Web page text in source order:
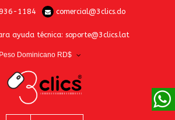
1184 comercial@3clics.do
ayuda técnica: soporte@3clics.lat
Peso Dominicano RD$